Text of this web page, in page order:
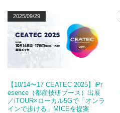
2025/09/29
【10/14〜17 CEATEC 2025】iPr
esence（都産技研ブース）出展
／iTOUR×ローカル5Gで「オンラ
インで歩ける」MICEを提案